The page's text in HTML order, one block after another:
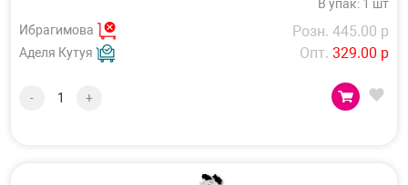
В упак: 1 шт
Ибрагимова
Аделя Кутуя
Розн. 445.00 р
Опт. 329.00 р
- +